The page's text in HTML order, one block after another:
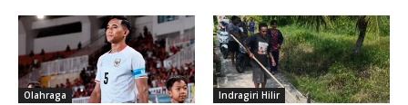
Olahraga Indragiri Hilir